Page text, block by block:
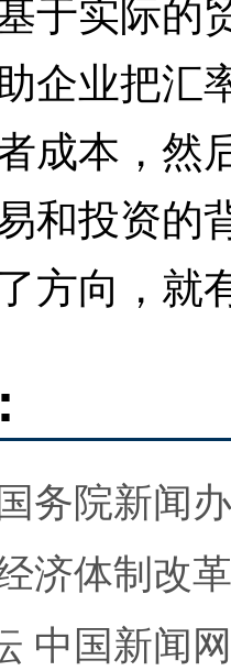
企业把汇
成本，然
和投资的
方向，就
务院新闻
济体制改
中国新闻网